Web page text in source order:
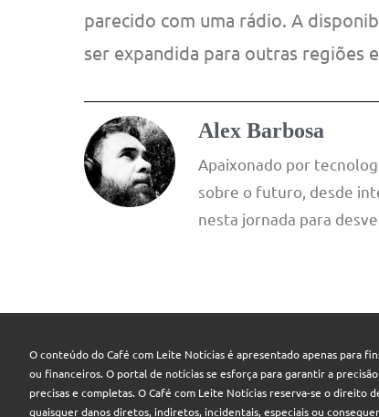
parecido com uma rádio. A
ser expandida para outras regiões
Alex Barbosa
Apaixonado por
sobre o futuro, desde
nesta jornada para
O conteúdo do Café com Leite Notícias é apresentado apenas para
ou financeiros. O portal de notícias se esforça para garantir a
precisas e completas. O Café com Leite Notícias reserva-se o
quaisquer danos diretos, indiretos, incidentais, especiais ou